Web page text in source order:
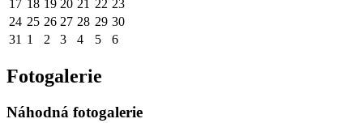
17 18 19 20 21 22 23
24 25 26 27 28 29 30
31 1 2 3 4 5 6
Fotogalerie
Náhodná fotogalerie